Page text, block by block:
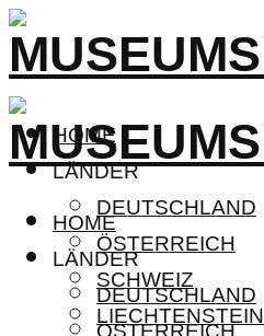
HOME
LÄNDER
DEUTSCHLAND
ÖSTERREICH
SCHWEIZ
LIECHTENSTEIN
HOME
LÄNDER
DEUTSCHLAND
ÖSTERREICH